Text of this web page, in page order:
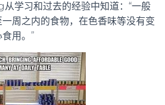
学习和过去的经验中知道：“一般
周之内的食物，在色香味等没有变
用。”